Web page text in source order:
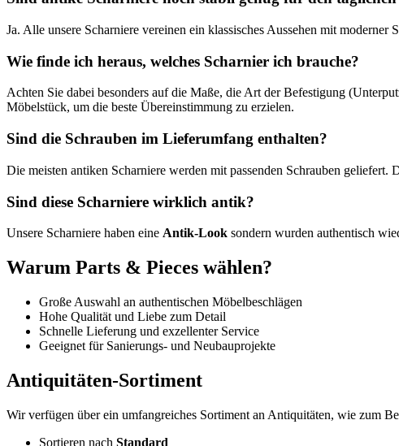
Ja. Alle unsere Scharniere vereinen ein klassisches Aussehen mit
Wie finde ich heraus, welches Scharnier ich brauche?
Achten Sie dabei besonders auf die Maße, die Art der Befestigung
Möbelstück, um die beste Übereinstimmung zu erzielen.
Sind die Schrauben im Lieferumfang enthalten?
Die meisten antiken Scharniere werden mit passenden Schrauben geliefert.
Sind diese Scharniere wirklich antik?
Unsere Scharniere haben eine Antik-Look sondern wurden authentisch
Warum Parts & Pieces wählen?
Große Auswahl an authentischen Möbelbeschlägen
Hohe Qualität und Liebe zum Detail
Schnelle Lieferung und exzellenter Service
Geeignet für Sanierungs- und Neubauprojekte
Antiquitäten-Sortiment
Wir verfügen über ein umfangreiches Sortiment an Antiquitäten, wie zum
Sortieren nach Standard